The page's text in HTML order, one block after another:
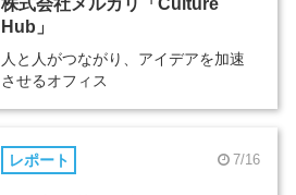
Hub」
人と人がつながり、アイデアを加速
させるオフィス
レポート 7/16